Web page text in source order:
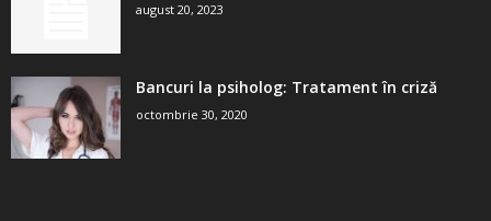
august 20, 2023
Bancuri la psiholog: Tratament în criză
octombrie 30, 2020